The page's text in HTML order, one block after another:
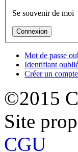
Se souvenir de moi
Mot de passe
Identifiant
Créer un compte
©2015
Site
CGU